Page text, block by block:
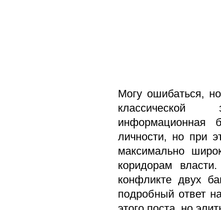
Могу ошибаться,
классической
информационная
личности, но при
максимально
коридорам
конфликте двух
подробный ответ